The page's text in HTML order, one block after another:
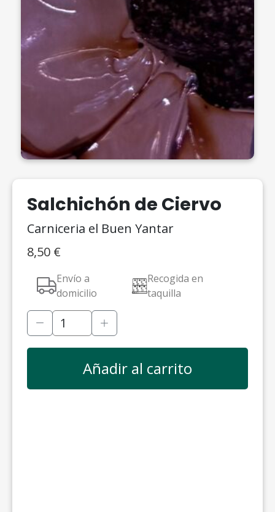
Salchichón de Ciervo
Carniceria el Buen Yantar
8,50 €
Envío a
domicilio
Recogida en
taquilla
Añadir al carrito